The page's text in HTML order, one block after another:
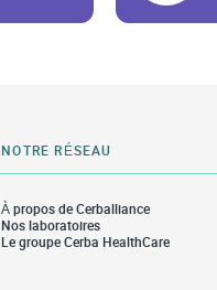
NOTRE RÉSEAU
À propos de Cerballiance
Nos laboratoires
Le groupe Cerba HealthCare